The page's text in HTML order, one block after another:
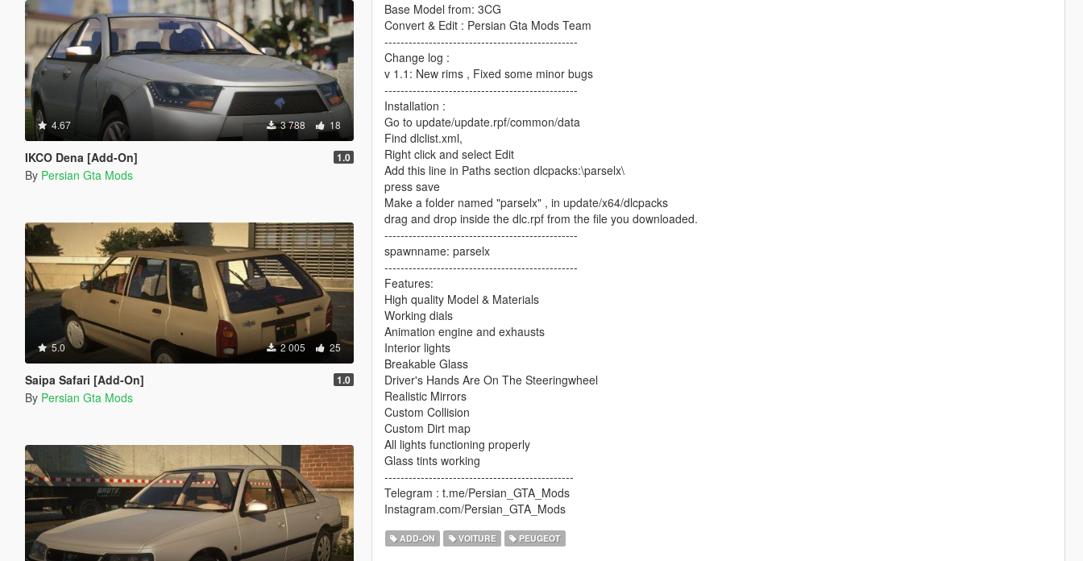
4.67 3 788 18
IKCO Dena [Add-On] 1.0
By Persian Gta Mods
5.0 2 005 25
Saipa Safari [Add-On] 1.0
By Persian Gta Mods
Base Model from: 3CG
Convert & Edit : Persian Gta Mods Team
------------------------------------------------
Change log :
v 1.1: New rims , Fixed some minor bugs
------------------------------------------------
Installation :
Go to update/update.rpf/common/data
Find dlclist.xml,
Right click and select Edit
Add this line in Paths section dlcpacks:\parselx\
press save
Make a folder named "parselx" , in update/x64/dlcpacks
drag and drop inside the dlc.rpf from the file you downloaded.
------------------------------------------------
spawnname: parselx
------------------------------------------------
Features:
High quality Model & Materials
Working dials
Animation engine and exhausts
Interior lights
Breakable Glass
Driver's Hands Are On The Steeringwheel
Realistic Mirrors
Custom Collision
Custom Dirt map
All lights functioning properly
Glass tints working
-----------------------------------------------
Telegram : t.me/Persian_GTA_Mods
Instagram.com/Persian_GTA_Mods
ADD-ON VOITURE PEUGEOT